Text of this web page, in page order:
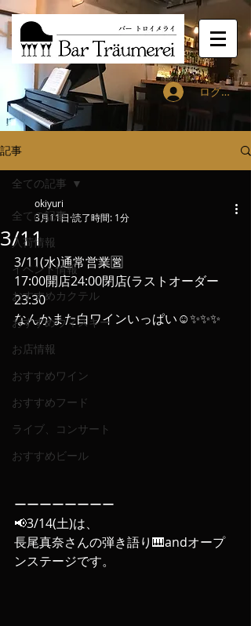
ログイン
記事
全ての記事
入荷情報
イベント情報
おすすめカクテル
おすすめウィスキー
お店情報
おすすめワイン
おすすめフード
ライブ、コンサート
おすすめビール
全ての記事
3/11
okiyuri
3月11日 読了時間: 1分
3/11(水)通常営業🈺
17:00開店24:00閉店(ラストオーダー
23:30
なんかまた白ワインいっぱい☺️✨✨✨
ーーーーーーーー
📢3/14(土)は、
長尾真奈さんの弾き語り🎹andオープ
ンステージです。